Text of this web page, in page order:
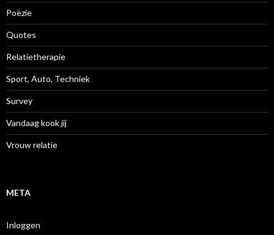
Poëzie
Quotes
Relatietherapie
Sport, Auto, Techniek
Survey
Vandaag kook jij
Vrouw relatie
META
Inloggen